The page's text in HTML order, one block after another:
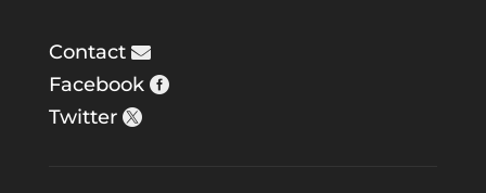
Contact
Facebook
Twitter